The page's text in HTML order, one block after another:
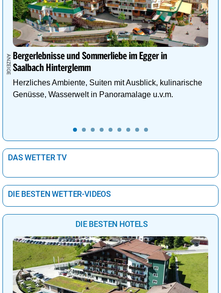
Bergerlebnisse und Sommerliebe im Egger in
Saalbach Hinterglemm
Herzliches Ambiente, Suiten mit Ausblick, kulinarische
Genüsse, Wasserwelt in Panoramalage u.v.m.
DAS WETTER TV
DIE BESTEN WETTER-VIDEOS
DIE BESTEN HOTELS